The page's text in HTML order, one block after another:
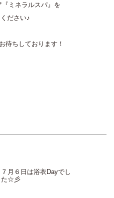
ミネラルスパ』を
ださい♪
待ちしております！
７月６日は浴衣Dayでし
た☆彡